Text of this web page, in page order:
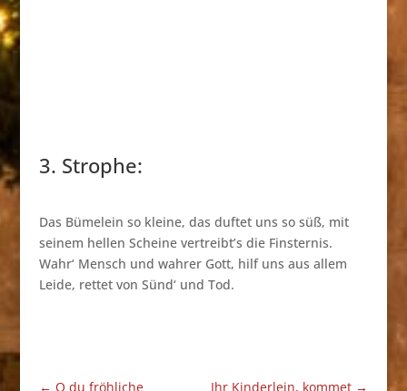
3. Strophe:
Das Bümelein so kleine, das duftet uns so süß, mit
seinem hellen Scheine vertreibt’s die Finsternis.
Wahr‘ Mensch und wahrer Gott, hilf uns aus allem
Leide, rettet von Sünd‘ und Tod.
← O du fröhliche Ihr Kinderlein, kommet →